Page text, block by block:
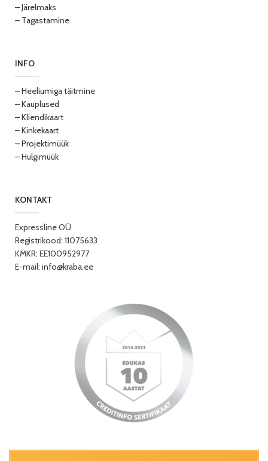
– Järelmaks
– Tagastamine
INFO
– Heeliumiga täitmine
– Kauplused
– Kliendikaart
– Kinkekaart
– Projektimüük
– Hulgimüük
KONTAKT
Expressline OÜ
Registrikood: 11075633
KMKR: EE100952977
E-mail: info@kraba.ee